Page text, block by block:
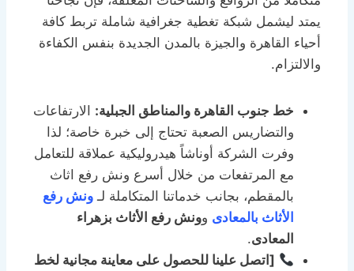
يمتد ليشمل شبكة تغطية جغرافية شاملة تربط كافة
أحياء القاهرة والجيزة بالمدن الجديدة بنفس الكفاءة
والالتزام.
خط جنوب القاهرة والمناطق الجبلية: الارتفاعات
والتضاريس الصعبة تحتاج إلى خبرة خاصة؛ لذا
وفرت الشركة أوناشاً هيدروليكية عملاقة للتعامل
مع المرتفعات من خلال أسرع ونش رفع اثاث
بالمقطم، بجانب خدماتنا المتكاملة لـ ونش رفع
الأثاث بالمعادى وونش رفع الأثاث بزهراء
المعادى.
[اتصل علينا للحصول على معاينة مجانية لخط